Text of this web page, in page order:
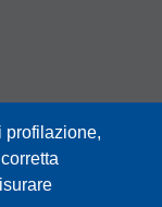
profilazione,